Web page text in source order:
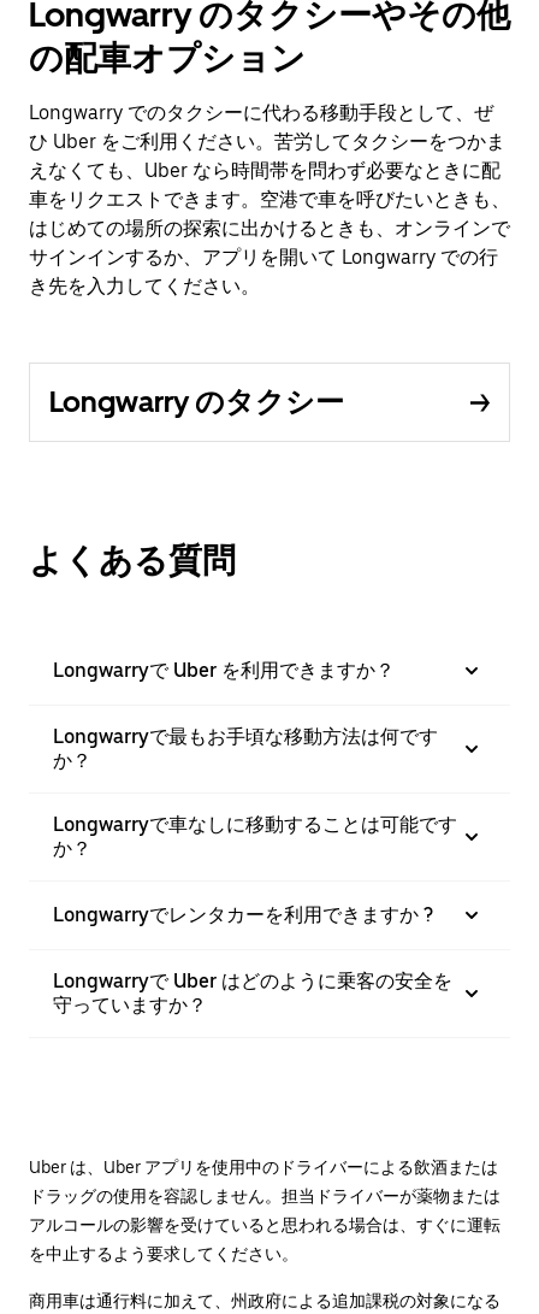
Longwarry のタクシーやその他
の配車オプション
Longwarry でのタクシーに代わる移動手段として、ぜ
ひ Uber をご利用ください。苦労してタクシーをつかま
えなくても、Uber なら時間帯を問わず必要なときに配
車をリクエストできます。空港で車を呼びたいときも、
はじめての場所の探索に出かけるときも、オンラインで
サインインするか、アプリを開いて Longwarry での行
き先を入力してください。
Longwarry のタクシー
よくある質問
Longwarryで Uber を利用できますか？
Longwarryで最もお手頃な移動方法は何です
か？
Longwarryで車なしに移動することは可能です
か？
Longwarryでレンタカーを利用できますか ?
Longwarryで Uber はどのように乗客の安全を
守っていますか？
Uber は、Uber アプリを使用中のドライバーによる飲酒または
ドラッグの使用を容認しません。担当ドライバーが薬物または
アルコールの影響を受けていると思われる場合は、すぐに運転
を中止するよう要求してください。
商用車は通行料に加えて、州政府による追加課税の対象になる